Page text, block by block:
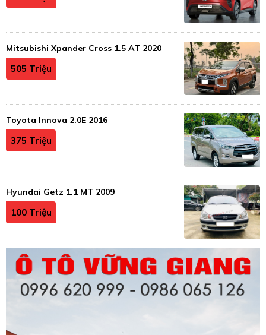
Mitsubishi Xpander Cross 1.5 AT 2020
505 Triệu
Toyota Innova 2.0E 2016
375 Triệu
Hyundai Getz 1.1 MT 2009
100 Triệu